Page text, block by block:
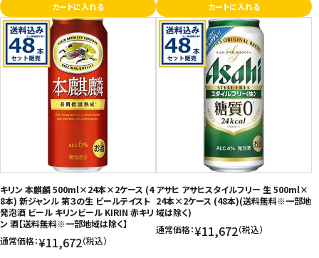
カートに入れる カートに入れる
キリン 本麒麟 500ml×24本×2ケース (4
8本) 新ジャンル 第３の生 ビールテイスト
発泡酒 ビール キリンビール KIRIN 赤キリ
ン 酒【送料無料※一部地域は除く】
通常価格：¥11,672（税込）
アサヒ アサヒスタイルフリー 生 500ml×
24本×2ケース (48本)(送料無料※一部地
域は除く)
通常価格：¥11,672（税込）